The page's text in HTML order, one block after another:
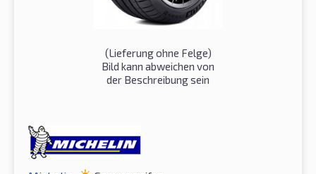
(Lieferung ohne Felge)
Bild kann abweichen von
der Beschreibung sein